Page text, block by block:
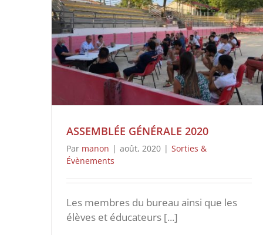
ASSEMBLÉE GÉNÉRALE 2020
Par manon | août, 2020 | Sorties &
Évènements
Les membres du bureau ainsi que les
élèves et éducateurs [...]